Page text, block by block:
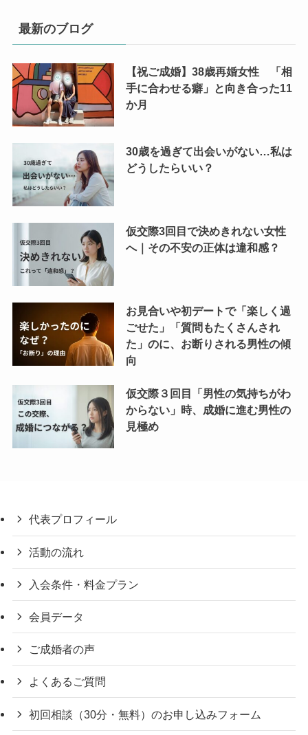
最新のブログ
【祝ご成婚】38歳再婚女性 「相
手に合わせる癖」と向き合った11
か月
30歳を過ぎて出会いがない…私は
どうしたらいい？
仮交際3回目で決めきれない女性
へ｜その不安の正体は違和感？
お見合いや初デートで「楽しく過
ごせた」「質問もたくさんされ
た」のに、お断りされる男性の傾
向
仮交際３回目「男性の気持ちがわ
からない」時、成婚に進む男性の
見極め
代表プロフィール
活動の流れ
入会条件・料金プラン
会員データ
ご成婚者の声
よくあるご質問
初回相談（30分・無料）のお申し込みフォーム